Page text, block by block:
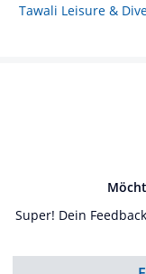
Tawali Leisure &
Super! Dein